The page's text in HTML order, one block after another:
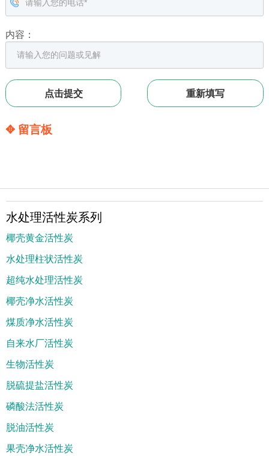
内容：
✥ 留言板
水处理活性炭系列
椰壳黄金活性炭
水处理柱状活性炭
超纯水处理活性炭
椰壳净水活性炭
煤质净水活性炭
自来水厂活性炭
生物活性炭
脱硫提盐活性炭
磷酸法活性炭
脱油活性炭
果壳净水活性炭